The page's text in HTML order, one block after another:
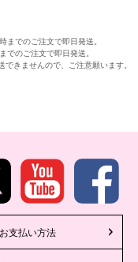
までのご注文で即日発送。
でのご注文で即日発送。
できませんので、ご注意願います。
支払い方法